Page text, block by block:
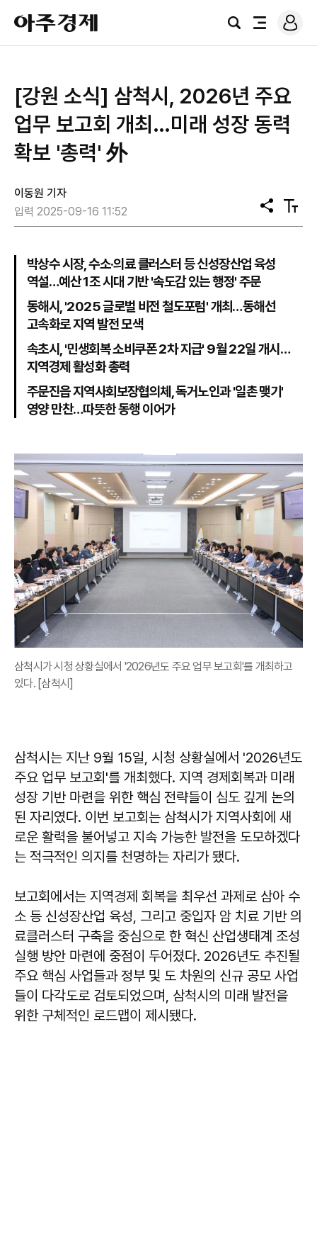
아
주
경
검
전
로
그
[강원 소식] 삼척시, 2026년 주요
업무 보고회 개최…미래 성장 동력
확보 '총력' 外
이동원 기자
입력 2025-09-16 11:52
공
유
텍
스
박상수 시장, 수소·의료 클러스터 등 신성장산업 육성
역설…예산 1조 시대 기반 '속도감 있는 행정' 주문
동해시, '2025 글로벌 비전 철도포럼' 개최…동해선
고속화로 지역 발전 모색
속초시, '민생회복 소비쿠폰 2차 지급' 9월 22일 개시…
지역경제 활성화 총력
주문진읍 지역사회보장협의체, 독거노인과 '일촌 맺기'
영양 만찬…따뜻한 동행 이어가
삼척시가 시청 상황실에서 '2026년도 주요 업무 보고회'를 개최하고
있다. [삼척시]
삼척시는 지난 9월 15일, 시청 상황실에서 '2026년도
주요 업무 보고회'를 개최했다. 지역 경제회복과 미래
성장 기반 마련을 위한 핵심 전략들이 심도 깊게 논의
된 자리였다. 이번 보고회는 삼척시가 지역사회에 새
로운 활력을 불어넣고 지속 가능한 발전을 도모하겠다
는 적극적인 의지를 천명하는 자리가 됐다.
보고회에서는 지역경제 회복을 최우선 과제로 삼아 수
소 등 신성장산업 육성, 그리고 중입자 암 치료 기반 의
료클러스터 구축을 중심으로 한 혁신 산업생태계 조성
실행 방안 마련에 중점이 두어졌다. 2026년도 추진될
주요 핵심 사업들과 정부 및 도 차원의 신규 공모 사업
들이 다각도로 검토되었으며, 삼척시의 미래 발전을
위한 구체적인 로드맵이 제시됐다.